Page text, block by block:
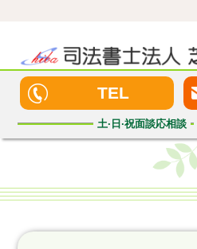
TEL
土·日·祝面談応相談